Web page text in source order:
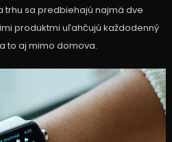
trhu sa predbiehajú najmä dve
produktmi uľahčujú každodenný
to aj mimo domova.